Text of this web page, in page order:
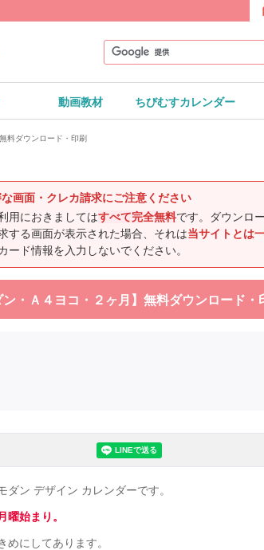
動画教材 ちびむすカレンダー
料ダウンロード・印刷
画面・クレカ請求にご注意ください
用におきましてはすべて完全無料です。ダウンロ
する画面が表示された場合、それは当サイトとは
ード情報を入力しないでください。
・Ａ４ヨコ・２ヶ月】無料ダウンロード・
ン デザイン カレンダーです。
曜始まり。
にしてあります。